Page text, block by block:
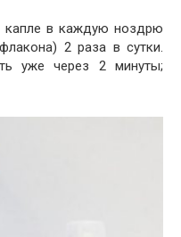
капле в каждую ноздрю
2 раза в сутки.
уже через 2 минуты;